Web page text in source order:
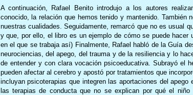
A continuación, Rafael Benito introdujo a los autores
conocido, la relación que hemos tenido y mantenido. También
nuestras cualidades. Seguidamente, remarcó que no es usual
y que, por ello, el libro es un ejemplo de cómo se puede hacer
en el que se trabaja así) Finalmente, Rafael habló de la Guía
neurociencias, del apego, del trauma y de la resiliencia y lo
de entender y con clara vocación psicoeducativa. Subrayó el
pueden afectar al cerebro y apostó por tratamientos que
incluyan psicoterapias que integren las aportaciones del
las terapias de conducta que no se explican por qué el